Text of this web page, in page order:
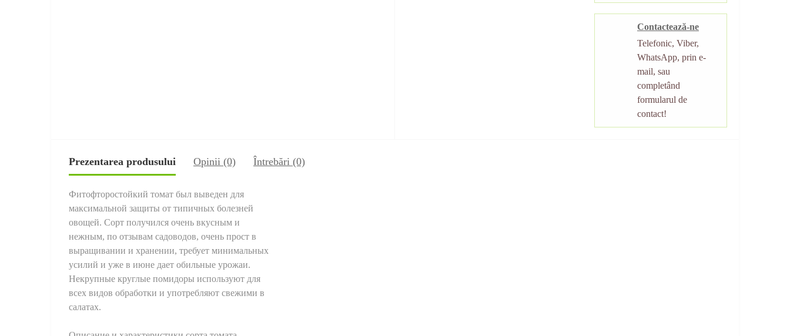
Contactează-ne
Telefonic, Viber,
WhatsApp, prin e-
mail, sau
completând
formularul de
contact!
Prezentarea produsului Opinii (0) Întrebări (0)
Фитофторостойкий томат был выведен для
максимальной защиты от типичных болезней
овощей. Сорт получился очень вкусным и
нежным, по отзывам садоводов, очень прост в
выращивании и хранении, требует минимальных
усилий и уже в июне дает обильные урожаи.
Некрупные круглые помидоры используют для
всех видов обработки и употребляют свежими в
салатах.